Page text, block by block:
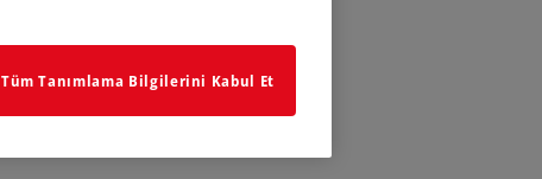
Tüm Tanımlama Bilgilerini Kabul Et